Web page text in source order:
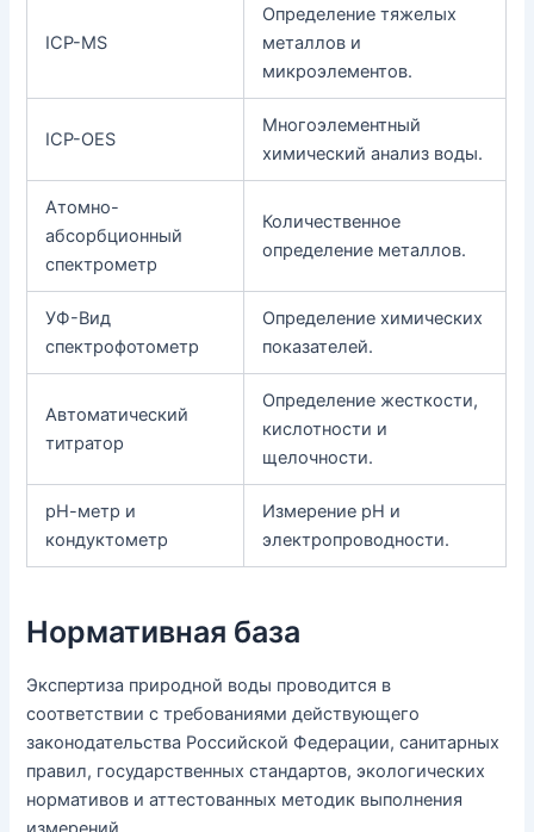
ICP-MS
Определение тяжелых
металлов и
микроэлементов.
ICP-OES
Многоэлементный
химический анализ воды.
Атомно-
абсорбционный
спектрометр
Количественное
определение металлов.
УФ-Вид
спектрофотометр
Определение химических
показателей.
Автоматический
титратор
Определение жесткости,
кислотности и
щелочности.
рН-метр и
кондуктометр
Измерение pH и
электропроводности.
Нормативная база
Экспертиза природной воды проводится в
соответствии с требованиями действующего
законодательства Российской Федерации, санитарных
правил, государственных стандартов, экологических
нормативов и аттестованных методик выполнения